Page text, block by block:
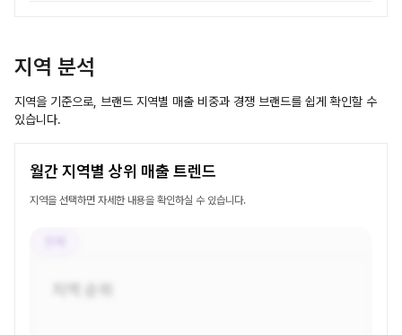
지역 분석
지역을 기준으로, 브랜드 지역별 매출 비중과 경쟁 브랜드를 쉽게 확인할 수
있습니다.
월간 지역별 상위 매출 트렌드
지역을 선택하면 자세한 내용을 확인하실 수 있습니다.